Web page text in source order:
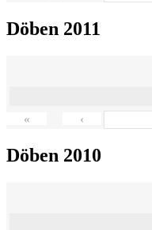
Döben 2011
« ‹
Döben 2010